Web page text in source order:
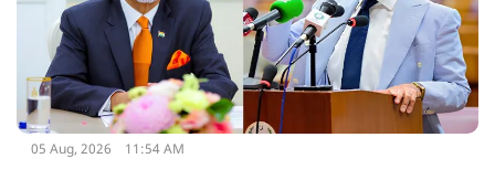
05 Aug, 2026 11:54 AM